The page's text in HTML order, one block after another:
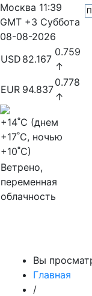
Москва 11:39
GMT +3 Суббота
08-08-2026
USD 82.167
0.759
↑
EUR 94.837
0.778
↑
+14˚C (днем
+17˚C, ночью
+10˚C)
Ветрено,
переменная
облачность
Вы
Главная
/